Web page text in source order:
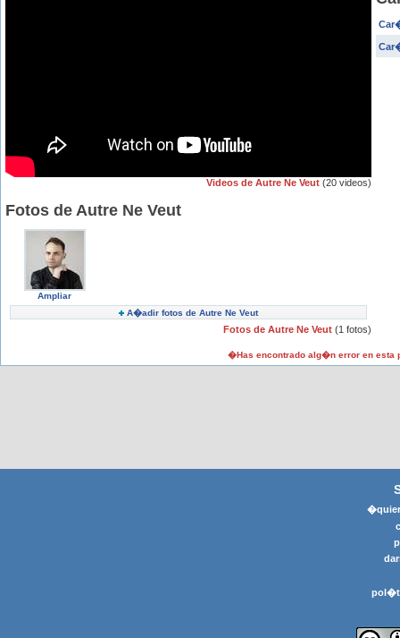
Videos de Autre Ne Veut (20 videos)
Fotos de Autre Ne Veut
Ampliar
A�adir fotos de Autre Ne Veut
Fotos de Autre Ne Veut (1 fotos)
�Has encontrado alg�n error en esta